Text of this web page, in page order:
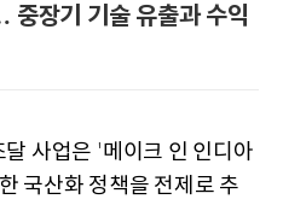
중장기 기술 유출과 수익
달 사업은 '메이크 인 인디아
국산화 정책을 전제로 추